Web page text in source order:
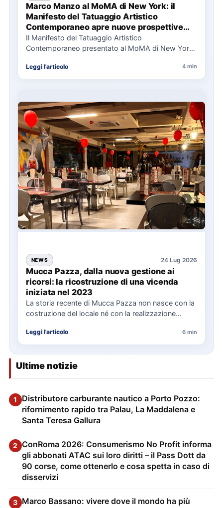
Marco Manzo al MoMA di New York: il
Manifesto del Tatuaggio Artistico
Contemporaneo apre nuove prospettive
per il collezionismo
Il Manifesto del Tatuaggio Artistico
Contemporaneo presentato al MoMA di New York
Leggi l'articolo 4 min
NEWS 24 Lug 2026
Mucca Pazza, dalla nuova gestione ai
ricorsi: la ricostruzione di una vicenda
iniziata nel 2023
La storia recente di Mucca Pazza non nasce con la
costruzione del locale né con la realizzazione
Leggi l'articolo 6 min
Ultime notizie
1
Distributore carburante nautico a Porto Pozzo:
rifornimento rapido tra Palau, La Maddalena e
Santa Teresa Gallura
2 ConRoma 2026: Consumerismo No Profit informa
gli abbonati ATAC sui loro diritti – il Pass Dott da
90 corse, come ottenerlo e cosa spetta in caso di
disservizi
3 Marco Bassano: vivere dove il mondo ha più